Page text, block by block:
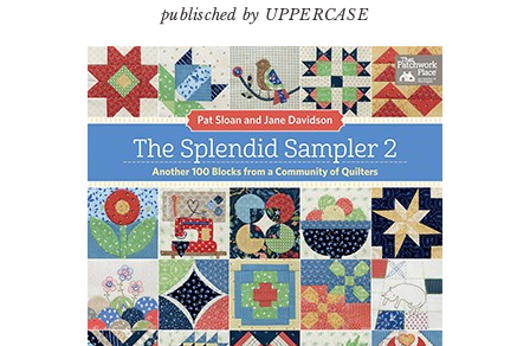
publisched by UPPERCASE